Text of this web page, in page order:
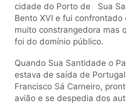
cidade do Porto de Sua
Bento XVI e fui
muito constrangedora mas
foi do domínio público.
Quando Sua Santidade o
estava de saída de
Francisco Sá Carneiro,
avião e se despedia dos